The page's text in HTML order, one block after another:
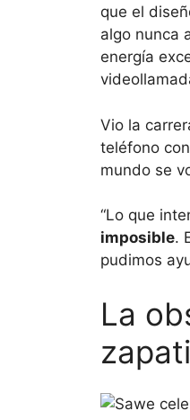
que el
algo nunca
energía
Vio la
teléfono
mundo se
“Lo que
imposible.
pudimos
La